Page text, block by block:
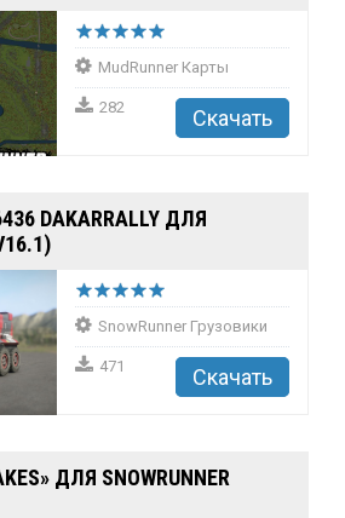
MudRunner Карты
282 Скачать
DAKARRALLY ДЛЯ
SnowRunner Грузовики
471 Скачать
ДЛЯ SNOWRUNNER